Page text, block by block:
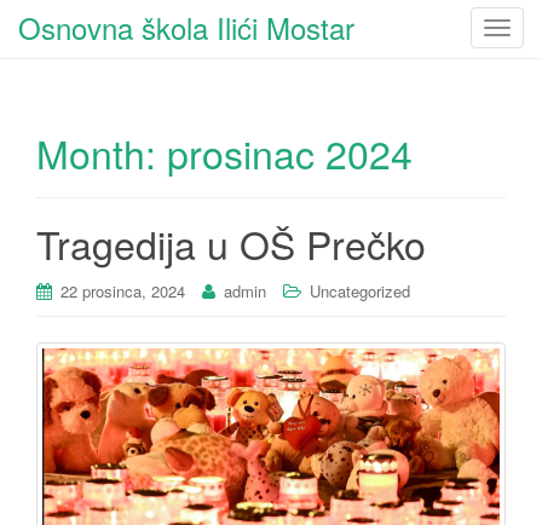
T
a
t
i
o
n
Osnovna škola Ilići Mostar
Month: prosinac 2024
Tragedija u OŠ Prečko
22 prosinca, 2024 admin Uncategorized